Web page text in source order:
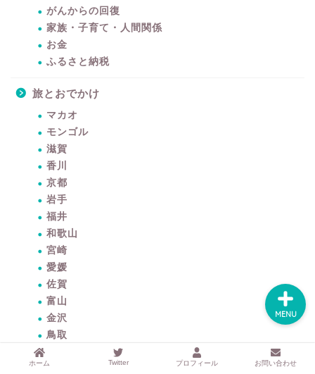
がんからの回復
家族・子育て・人間関係
お金
ふるさと納税
旅とおでかけ
マカオ
モンゴル
滋賀
香川
京都
岩手
福井
和歌山
宮崎
愛媛
佐賀
富山
金沢
鳥取
島原・天草
ホーム Twitter プロフィール お問い合わせ
MENU